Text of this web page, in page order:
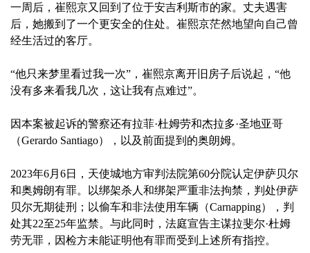
一周后，崔熙京又回到了位于安吉利斯市的家。丈夫遇害
后，她搬到了一个更安全的住处。崔熙京茫然地望向自己曾
经生活过的客厅。
“他只来梦里看过我一次”，崔熙京离开旧房子后说起，“他
没有多来看我几次，这让我有点难过”。
因本案被起诉的警察还有拉菲·杜姆劳和杰拉多·圣地亚哥
（Gerardo Santiago），以及前面提到的奥朗姆。
2023年6月6日，天使城地方审判法院第60分院认定伊萨贝尔
和奥姆朗有罪。以绑架杀人和绑架严重非法拘禁，判处伊萨
贝尔无期徒刑；以偷车和非法使用车辆（Carnapping），判
处其22至25年监禁。与此同时，法庭宣告主谋拉斐尔·杜姆
劳无罪，因检方未能证明他有罪而受到上述所有指控。